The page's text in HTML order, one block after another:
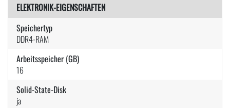
ELEKTRONIK-EIGENSCHAFTEN
Speichertyp
DDR4-RAM
Arbeitsspeicher (GB)
16
Solid-State-Disk
ja